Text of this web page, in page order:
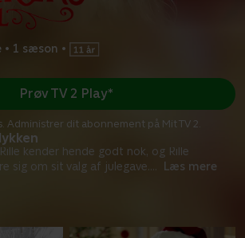
• 1 sæson •
kender hende godt nok, og Rille
sig om sit valg af julegave.... Læs mere
Prøv TV 2 Play*
Administrer dit abonnement på Mit TV 2.